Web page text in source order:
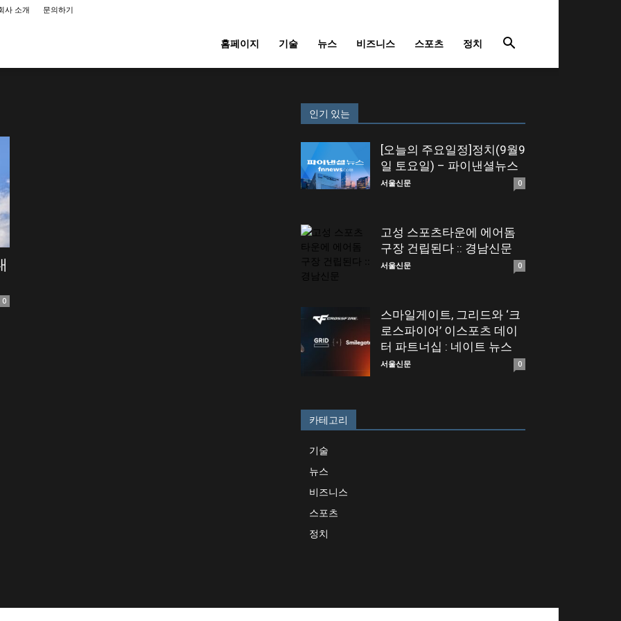
사 소개 문의하기
홈페이지 기술 뉴스 비즈니스 스포츠 정치
0
인기 있는
[오늘의 주요일정]정치(9월9
일 토요일) – 파이낸셜뉴스
서울신문 0
고성 스포츠타운에 에어돔
구장 건립된다 :: 경남신문
서울신문 0
스마일게이트, 그리드와 ‘크
로스파이어’ 이스포츠 데이
터 파트너십 : 네이트 뉴스
서울신문 0
카테고리
기술
뉴스
비즈니스
스포츠
정치